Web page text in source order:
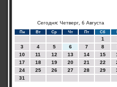
Сегодня: Четверг, 6 Августа
Пн Вт Ср Чт Пт Сб
1
3
4 5 6 7 8
10
11 12 13 14 15
17
18 19 20 21 22
24
25 26 27 28 29
31